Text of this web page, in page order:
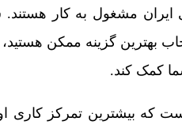
ایران مشغول به کار
بهترین گزینه ممکن
کمک کند.
بیشترین تمرکز کاری او